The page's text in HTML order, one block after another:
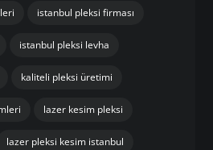
istanbul pleksi firması
istanbul pleksi levha
kaliteli pleksi üretimi
lazer kesim pleksi
lazer pleksi kesim istanbul